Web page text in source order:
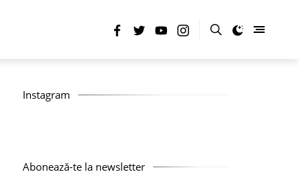
Instagram
Abonează-te la newsletter